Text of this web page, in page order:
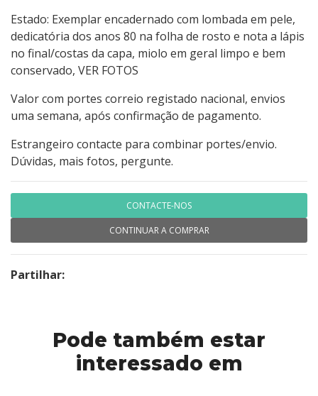
Estado: Exemplar encadernado com lombada em pele,
dedicatória dos anos 80 na folha de rosto e nota a lápis
no final/costas da capa, miolo em geral limpo e bem
conservado, VER FOTOS
Valor com portes correio registado nacional, envios
uma semana, após confirmação de pagamento.
Estrangeiro contacte para combinar portes/envio.
Dúvidas, mais fotos, pergunte.
CONTACTE-NOS
CONTINUAR A COMPRAR
Partilhar:
Pode também estar
interessado em